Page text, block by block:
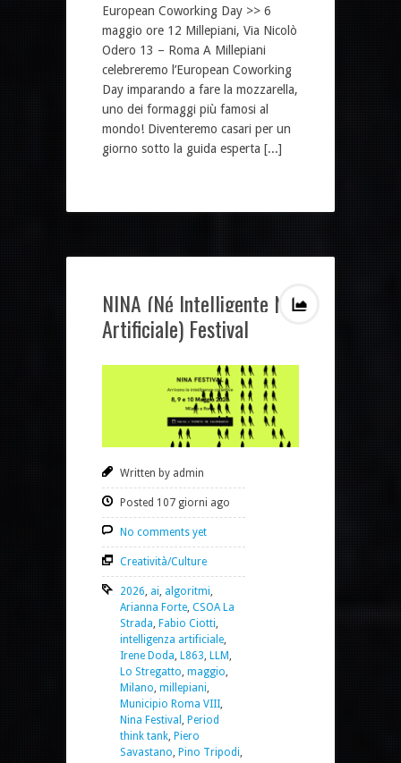
European Coworking Day >> 6
maggio ore 12 Millepiani, Via Nicolò
Odero 13 – Roma A Millepiani
celebreremo l’European Coworking
Day imparando a fare la mozzarella,
uno dei formaggi più famosi al
mondo! Diventeremo casari per un
giorno sotto la guida esperta [...]
NINA (Né Intelligente Né
Artificiale) Festival
Written by admin
Posted 107 giorni ago
No comments yet
Creatività/Culture
2026 ai algoritmi
Arianna Forte CSOA La
Strada Fabio Ciotti
intelligenza artificiale
Irene Doda L863 LLM
Lo Stregatto maggio
Milano millepiani
Municipio Roma VIII
Nina Festival
Period
think tank Piero
Savastano Pino Tripodi